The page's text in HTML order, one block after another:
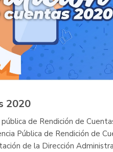
2020
de Rendición de
Pública de Rendición de
de la Dirección